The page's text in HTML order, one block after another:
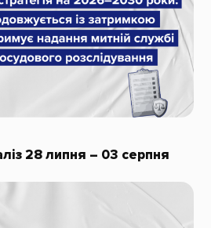
28 липня – 03 серпня